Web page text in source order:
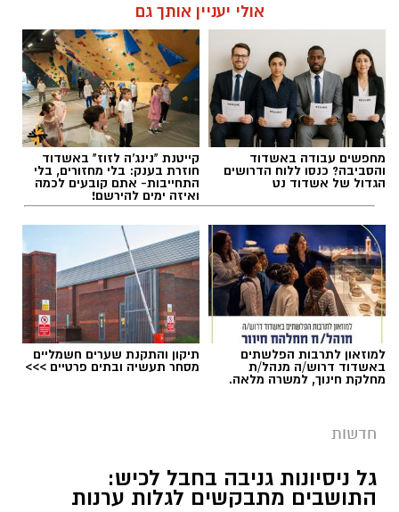
תגים:כביש 232
ניידת טיפול נמרץ מד"א (ארכיון)
חובשים ופראמדיקים של מד"א שהוזעקו למקום
אולי יעניין אותך גם
מחפשים עבודה באשדוד
והסביבה? כנסו ללוח הדרושים
הגדול של אשדוד נט
קייטנת "נינג'ה לזוז" באשדוד
חוזרת בענק: בלי מחזורים, בלי
התחייבות- אתם קובעים לכמה
ואיזה ימים להירשם!
למוזאון לתרבות הפלשתים
באשדוד דרוש/ה מנהל/ת
מחלקת חינוך, למשרה מלאה.
תיקון והתקנת שערים חשמליים
מסחר תעשיה ובתים פרטיים >>>
חדשות
גל ניסיונות גניבה בחבל לכיש:
התושבים מתבקשים לגלות ערנות